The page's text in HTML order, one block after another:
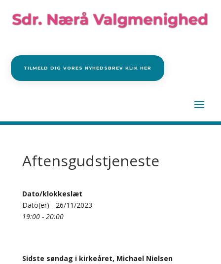
TILMELD DIG VORES NYHEDSBREV KLIK HER
Aftensgudstjeneste
Dato/klokkeslæt
Dato(er) - 26/11/2023
19:00 - 20:00
Sidste søndag i kirkeåret, Michael Nielsen